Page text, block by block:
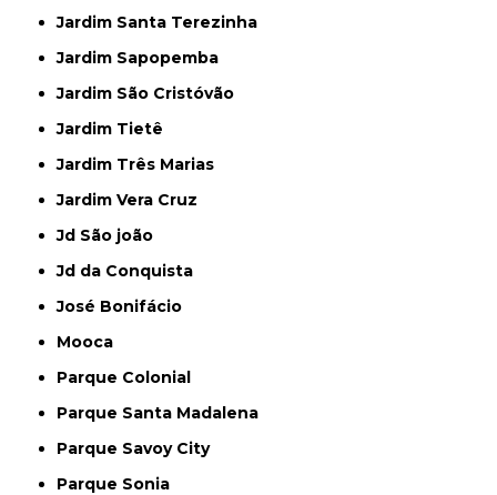
Jardim Santa Terezinha
Jardim Sapopemba
Jardim São Cristóvão
Jardim Tietê
Jardim Três Marias
Jardim Vera Cruz
Jd São joão
Jd da Conquista
José Bonifácio
Mooca
Parque Colonial
Parque Santa Madalena
Parque Savoy City
Parque Sonia